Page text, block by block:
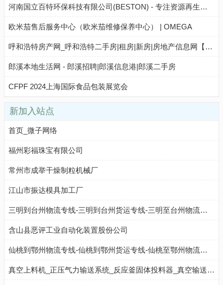
河南国立百特环保科技有限公司(BESTON) - 专注资源再生领域
欧米茄售后服务中心（欧米茄维修保养中心） | OMEGA
呼和浩特房产网_呼和浩特二手房|租房|新房|房地产信息网【呼和浩特贝壳找房】
郎溪本地生活网 - 郎溪招聘|郎溪信息港|郎溪二手房
CFPF 2024上海国际食品包装展览会
新加入站点
首页_微子网络
福州彩福珠宝有限公司
常州市成举干燥制粒机械厂
江山市振达模具加工厂
三明到台州物流专线-三明到台州货运专线-三明至台州物流公司-就发物流网
含山县恶评工业自动化装置股份公司
仙桃到鄂州物流专线-仙桃到鄂州货运专线-仙桃至鄂州物流公司-就发物流网
真空上料机_正压气力输送系统_反应釜固体投料器_真空输送机-粉体机械厂家